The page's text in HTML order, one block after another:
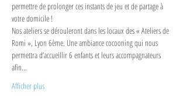
permettre de prolonger ces instants de jeu et de partage à
votre domicile !
Nos ateliers se dérouleront dans les locaux des « Ateliers de
Romi », Lyon 6ème. Une ambiance cocooning qui nous
permettra d’accueillir 6 enfants et leurs accompagnateurs
afin…
Afficher plus